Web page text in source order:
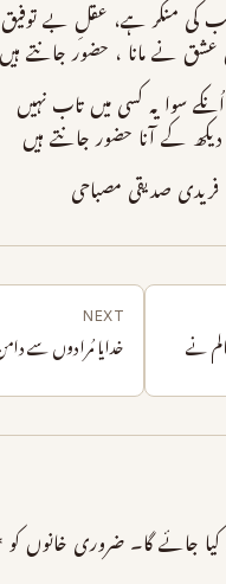
کی منکر ہـے، عقلِ بـے توفیق
نے مانا ، حضور جانتے ہیں
سوا یہ کسی میں تاب نہیں
دیکھ کے آنا حضور جانتے ہیں
فریدی صدیقی مصباحی
نے
NEXT
خدایا مُرادوں سے
جائے گا۔ ضروری خانوں کو